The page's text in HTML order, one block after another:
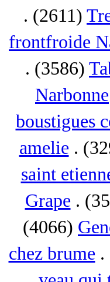
. (2611)
frontfroide
. (3586)
Narbonne
boustigues
amelie .
saint
Grape .
(4066)
chez brume .